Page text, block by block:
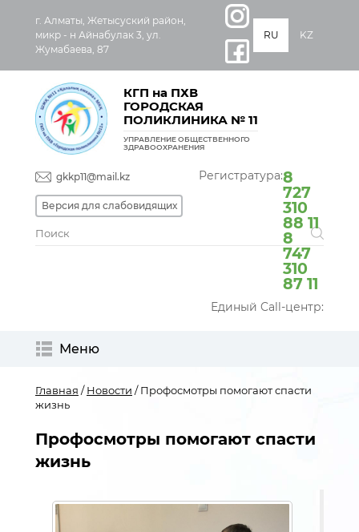
г. Алматы, Жетысуский район,
микр - н Айнабулак 3, ул.
Жумабаева, 87
RU KZ
КГП на ПХВ
ГОРОДСКАЯ
ПОЛИКЛИНИКА № 11
УПРАВЛЕНИЕ ОБЩЕСТВЕННОГО
ЗДРАВООХРАНЕНИЯ
gkkp11@mail.kz
Версия для слабовидящих
Регистратура:8
727
310
88 11
8
747
310
87 11
Единый Call-центр:
Меню
Главная /Новости / Профосмотры помогают спасти
жизнь
Профосмотры помогают спасти
жизнь